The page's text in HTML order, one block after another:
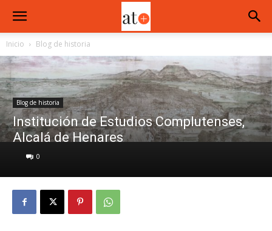
Inicio Blog de historia
Blog de historia
Institución de Estudios Complutenses,
Alcalá de Henares
0